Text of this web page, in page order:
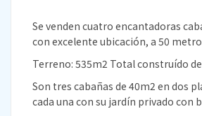
Se venden cuatro encantadoras
con excelente ubicación, a 50
Terreno: 535m2 Total construído
Son tres cabañas de 40m2 en
cada una con su jardín privado con